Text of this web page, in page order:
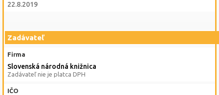
22.8.2019
Zadávateľ
Firma
Slovenská národná knižnica
Zadávateľ nie je platca DPH
IČO